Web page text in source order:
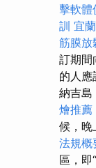
擊軟體
訓 宜
筋膜放
訂期間
的人應
納吉島
燴推薦
候，晚
法規概
區，即